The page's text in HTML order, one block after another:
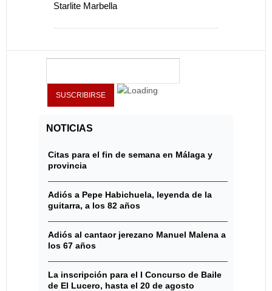
Starlite Marbella
NOTICIAS
Citas para el fin de semana en Málaga y
provincia
Adiós a Pepe Habichuela, leyenda de la
guitarra, a los 82 años
Adiós al cantaor jerezano Manuel Malena a
los 67 años
La inscripción para el I Concurso de Baile
de El Lucero, hasta el 20 de agosto